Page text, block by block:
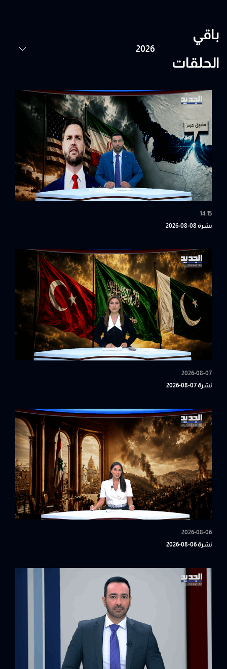
باقي
الحلقات
14:15
نشرة 08-08-2026
2026-08-07
نشرة 07-08-2026
2026-08-06
نشرة 06-08-2026